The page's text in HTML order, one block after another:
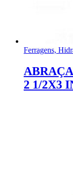
Ferragens,
2 1/2X3